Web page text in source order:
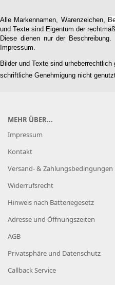
Alle Markennamen, Warenzeichen,
und Texte sind Eigentum der
Diese dienen nur der
Impressum.
Bilder und Texte sind
schriftliche Genehmigung nicht
MEHR ÜBER...
Impressum
Kontakt
Versand- & Zahlungsbedingungen
Widerrufsrecht
Hinweis nach Batteriegesetz
Adresse und Öffnungszeiten
AGB
Privatsphäre und Datenschutz
Callback Service